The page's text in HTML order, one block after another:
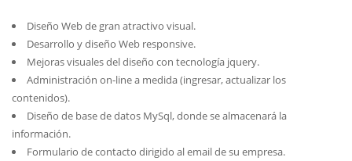
Diseño Web de gran atractivo visual.
Desarrollo y diseño Web responsive.
Mejoras visuales del diseño con tecnología jquery.
Administración on-line a medida (ingresar, actualizar los
contenidos).
Diseño de base de datos MySql, donde se almacenará la
información.
Formulario de contacto dirigido al email de su empresa.